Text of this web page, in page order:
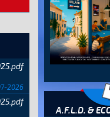
2026
A.F.L.D. &